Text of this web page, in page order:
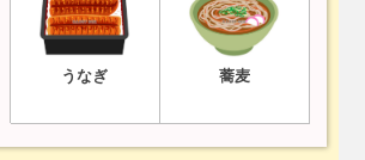
うなぎ 蕎麦